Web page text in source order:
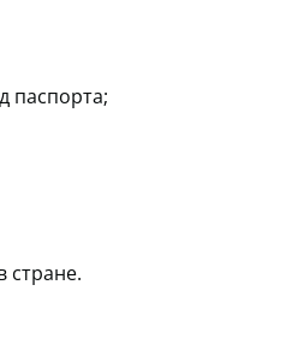
паспорта;
стране.